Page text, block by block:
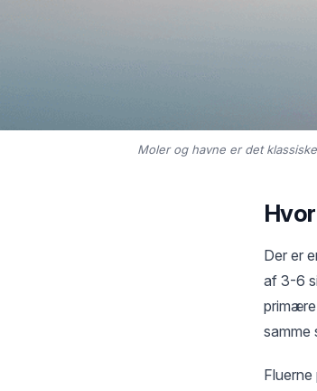
Moler og havne er det
Der er
af 3-6
samme